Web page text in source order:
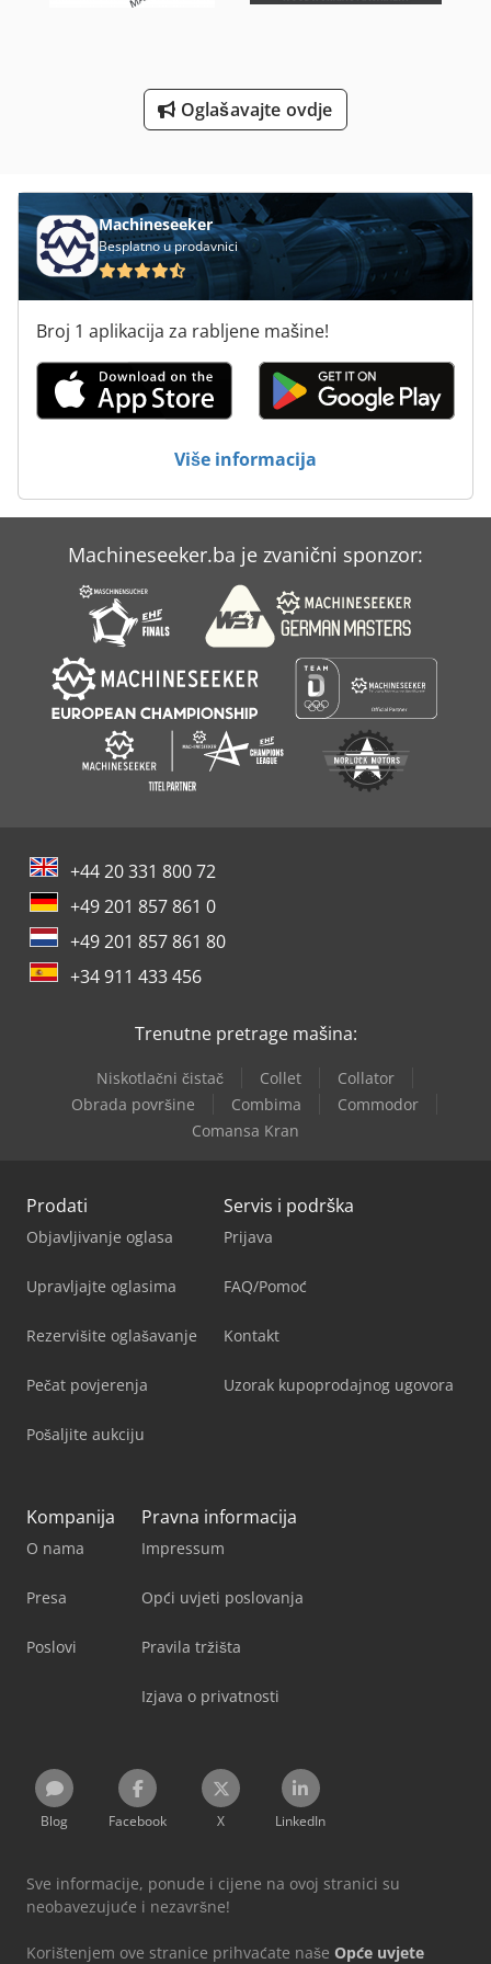
Za Preradu Drva
Oglašavajte ovdje
Machineseeker
Besplatno u prodavnici
Broj 1 aplikacija za rabljene mašine!
Više informacija
Machineseeker.ba je zvanični sponzor:
+44 20 331 800 72
+49 201 857 861 0
+49 201 857 861 80
+34 911 433 456
Trenutne pretrage mašina:
Niskotlačni čistač Collet
Collator
Obrada površine
Combima
Commodor
Comansa Kran
Prodati
Objavljivanje oglasa
Upravljajte oglasima
Rezervišite oglašavanje
Pečat povjerenja
Pošaljite aukciju
Servis i podrška
Prijava
FAQ/Pomoć
Kontakt
Uzorak kupoprodajnog ugovora
Kompanija
O nama
Presa
Poslovi
Pravna informacija
Impressum
Opći uvjeti poslovanja
Pravila tržišta
Izjava o privatnosti
Blog Facebook X LinkedIn
Sve informacije, ponude i cijene na ovoj stranici su
neobavezujuće i nezavršne!
Korištenjem ove stranice prihvaćate naše Opće uvjete